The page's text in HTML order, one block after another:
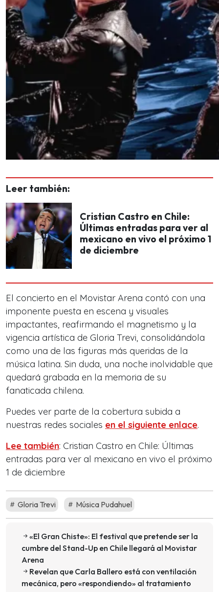
Leer también:
Cristian Castro en Chile:
Últimas entradas para ver al
mexicano en vivo el próximo 1
de diciembre
El concierto en el Movistar Arena contó con una
imponente puesta en escena y visuales
impactantes, reafirmando el magnetismo y la
vigencia artística de Gloria Trevi, consolidándola
como una de las figuras más queridas de la
música latina. Sin duda, una noche inolvidable que
quedará grabada en la memoria de su
fanaticada chilena.
Puedes ver parte de la cobertura subida a
nuestras redes sociales en el siguiente enlace.
Lee también: Cristian Castro en Chile: Últimas
entradas para ver al mexicano en vivo el próximo
1 de diciembre
Gloria Trevi Música Pudahuel
«El Gran Chiste»: El festival que pretende ser la
cumbre del Stand-Up en Chile llegará al Movistar
Arena
Revelan que Carla Ballero está con ventilación
mecánica, pero «respondiendo» al tratamiento